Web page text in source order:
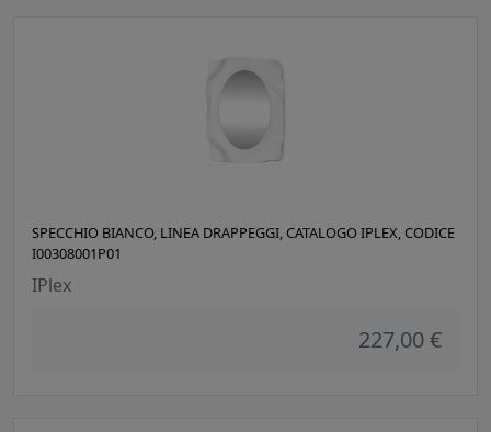
SPECCHIO BIANCO, LINEA DRAPPEGGI, CATALOGO IPLEX, CODICE
I00308001P01
IPlex
227,00 €